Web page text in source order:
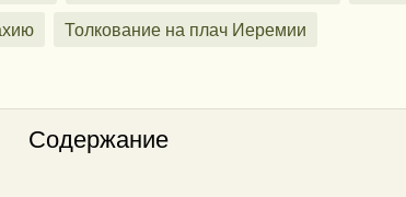
Толкование на плач Иеремии
Содержание